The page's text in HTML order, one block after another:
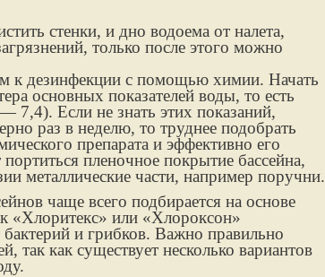
стенки, и дно водоема от налета,
только после этого можно
к дезинфекции с помощью химии. Начать
основных показателей воды, то есть
Если не знать этих показаний,
раз в неделю, то труднее подобрать
препарата и эффективно его
пленочное покрытие бассейна,
металлические части, например поручни.
чаще всего подбирается на основе
«Хлоритекс» или «Хлороксон»
и грибков. Важно правильно
так как существует несколько вариантов